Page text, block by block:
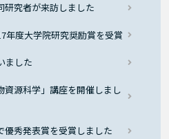
研究者が来訪しました
年度大学院研究奨励賞を受賞
ました
資源科学」講座を開催しまし
秀発表賞を受賞しました